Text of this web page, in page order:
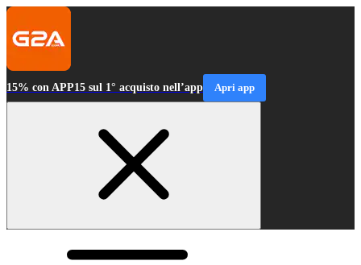
15% con APP15 sul 1° acquisto nell’app Apri app